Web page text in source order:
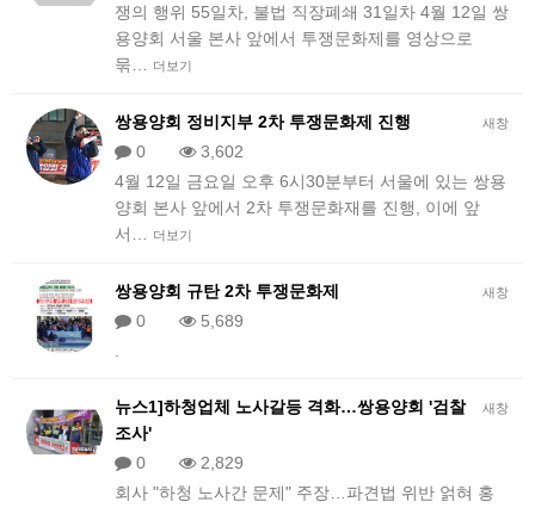
쟁의 행위 55일차, 불법 직장폐쇄 31일차 4월 12일 쌍
용양회 서울 본사 앞에서 투쟁문화제를 영상으로
묶…
더보기
새창
쌍용양회 정비지부 2차 투쟁문화제 진행
0
3,602
4월 12일 금요일 오후 6시30분부터 서울에 있는 쌍용
양회 본사 앞에서 2차 투쟁문화재를 진행, 이에 앞
서…
더보기
새창
쌍용양회 규탄 2차 투쟁문화제
0
5,689
새창
뉴스1]하청업체 노사갈등 격화…쌍용양회 '검찰
조사'
0
2,829
회사 "하청 노사간 문제" 주장…파견법 위반 얽혀 홍